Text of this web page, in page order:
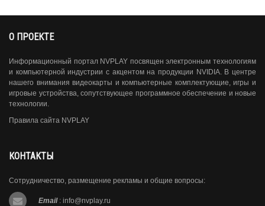
О ПРОЕКТЕ
Информационный портал NVPLAY посвящен электронным технологиям
и компьютерной индустрии с акцентом на продукции NVIDIA. В центре
нашего внимания видеокарты и компьютерные комплектующие, игры и
игровые устройства, сопутствующее программное обеспечение и новые
технологии.
Правила сайта NVPLAY
КОНТАКТЫ
Сотрудничество, размещение рекламы и общие вопросы:
Email : info@nvplay.ru